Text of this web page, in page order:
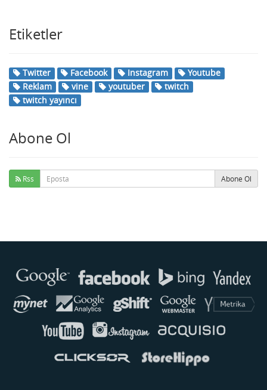
Etiketler
Twitter Facebook Instagram
Youtube
Reklam
vine youtuber
twitch
twitch yayıncı
Abone Ol
Rss Abone Ol
Genellikle anında yanıt verir